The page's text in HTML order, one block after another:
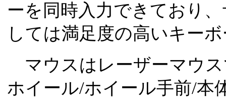
ーを同時入力できており
しては満足度の高いキー
マウスはレーザーマウ
ホイール/ホイール手前/本